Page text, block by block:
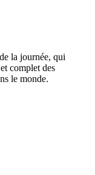
la journée, qui
complet des
le monde.